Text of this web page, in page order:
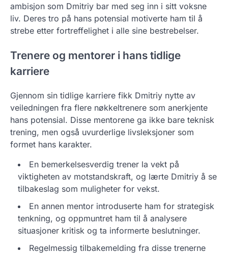
ambisjon som Dmitriy bar med seg inn i sitt voksne
liv. Deres tro på hans potensial motiverte ham til å
strebe etter fortreffelighet i alle sine bestrebelser.
Trenere og mentorer i hans tidlige
karriere
Gjennom sin tidlige karriere fikk Dmitriy nytte av
veiledningen fra flere nøkkeltrenere som anerkjente
hans potensial. Disse mentorene ga ikke bare teknisk
trening, men også uvurderlige livsleksjoner som
formet hans karakter.
En bemerkelsesverdig trener la vekt på
viktigheten av motstandskraft, og lærte Dmitriy å se
tilbakeslag som muligheter for vekst.
En annen mentor introduserte ham for strategisk
tenkning, og oppmuntret ham til å analysere
situasjoner kritisk og ta informerte beslutninger.
Regelmessig tilbakemelding fra disse trenerne